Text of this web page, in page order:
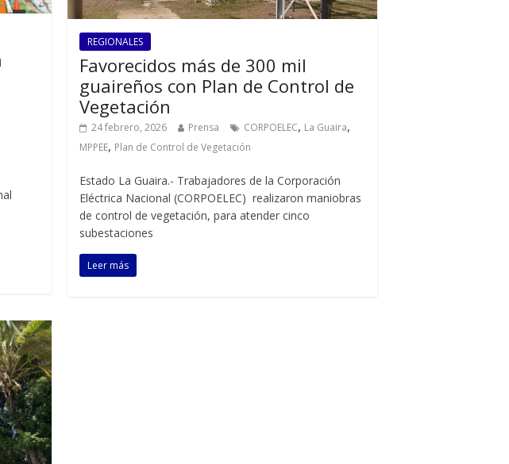
REGIONALES
Favorecidos más de 300 mil
guaireños con Plan de Control de
Vegetación
24 febrero, 2026 Prensa CORPOELEC, La Guaira,
MPPEE, Plan de Control de Vegetación
Estado La Guaira.- Trabajadores de la Corporación
Eléctrica Nacional (CORPOELEC) realizaron maniobras
de control de vegetación, para atender cinco
subestaciones
Leer más